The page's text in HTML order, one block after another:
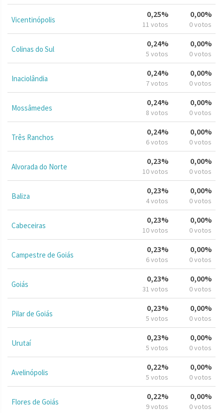
Vicentinópolis
0,25%
11 votos
0,00%
0 votos
Colinas do Sul
0,24%
5 votos
0,00%
0 votos
Inaciolândia
0,24%
7 votos
0,00%
0 votos
Mossâmedes
0,24%
8 votos
0,00%
0 votos
Três Ranchos
0,24%
6 votos
0,00%
0 votos
Alvorada do Norte
0,23%
10 votos
0,00%
0 votos
Baliza
0,23%
4 votos
0,00%
0 votos
Cabeceiras
0,23%
10 votos
0,00%
0 votos
Campestre de Goiás
0,23%
6 votos
0,00%
0 votos
Goiás
0,23%
31 votos
0,00%
0 votos
Pilar de Goiás
0,23%
5 votos
0,00%
0 votos
Urutaí
0,23%
5 votos
0,00%
0 votos
Avelinópolis
0,22%
5 votos
0,00%
0 votos
Flores de Goiás
0,22%
9 votos
0,00%
0 votos